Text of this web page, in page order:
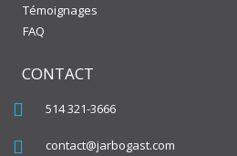
Témoignages
FAQ
CONTACT
514 321-3666
contact@jarbogast.com